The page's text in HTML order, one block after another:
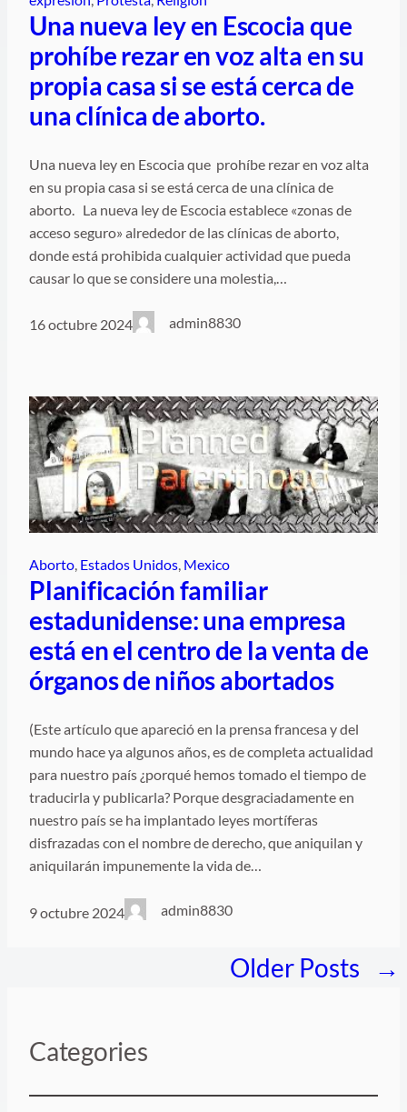
Una nueva ley en Escocia que
prohíbe rezar en voz alta en su
propia casa si se está cerca de
una clínica de aborto.
Una nueva ley en Escocia que prohíbe rezar en voz alta
en su propia casa si se está cerca de una clínica de
aborto. La nueva ley de Escocia establece «zonas de
acceso seguro» alrededor de las clínicas de aborto,
donde está prohibida cualquier actividad que pueda
causar lo que se considere una molestia,…
16 octubre 2024 admin8830
Aborto, Estados Unidos, Mexico
Planificación familiar
estadunidense: una empresa
está en el centro de la venta de
órganos de niños abortados
(Este artículo que apareció en la prensa francesa y del
mundo hace ya algunos años, es de completa actualidad
para nuestro país ¿porqué hemos tomado el tiempo de
traducirla y publicarla? Porque desgraciadamente en
nuestro país se ha implantado leyes mortíferas
disfrazadas con el nombre de derecho, que aniquilan y
aniquilarán impunemente la vida de…
9 octubre 2024 admin8830
Older Posts →
Categories